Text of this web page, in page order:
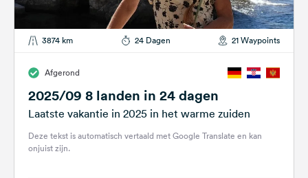
3874 km 24 Dagen 21 Waypoints
Afgerond
2025/09 8 landen in 24 dagen
Laatste vakantie in 2025 in het warme zuiden
Deze tekst is automatisch vertaald met Google Translate en kan
onjuist zijn.